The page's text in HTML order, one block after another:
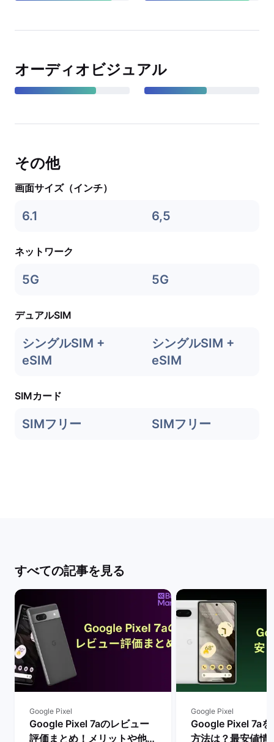
オーディオビジュアル
その他
画面サイズ（インチ）
6.1 6,5
ネットワーク
5G 5G
デュアルSIM
シングルSIM +
eSIM
シングルSIM +
eSIM
SIMカード
SIMフリー SIMフリー
すべての記事を見る
Google Pixel
Google Pixel 7aのレビュー
評価まとめ！メリットや他シ
Google Pixel
Google Pixel 7aを
方法は？最安値情